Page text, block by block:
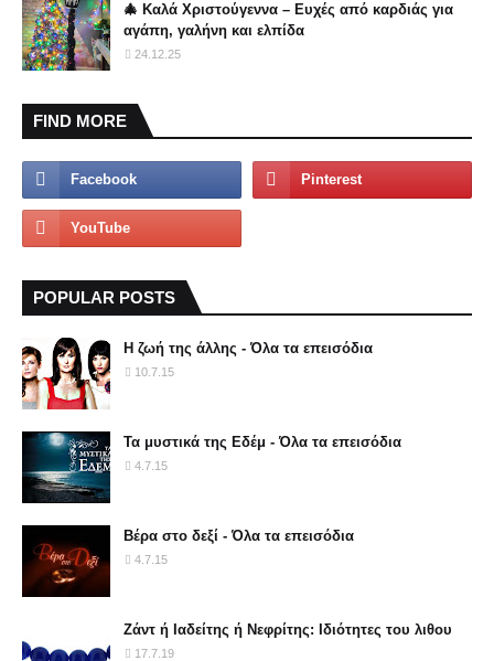
🎄 Καλά Χριστούγεννα – Ευχές από καρδιάς για
αγάπη, γαλήνη και ελπίδα
24.12.25
FIND MORE
POPULAR POSTS
Η ζωή της άλλης - Όλα τα επεισόδια
10.7.15
Τα μυστικά της Εδέμ - Όλα τα επεισόδια
4.7.15
Βέρα στο δεξί - Όλα τα επεισόδια
4.7.15
Ζάντ ή Ιαδείτης ή Νεφρίτης: Ιδιότητες του λιθου
17.7.19